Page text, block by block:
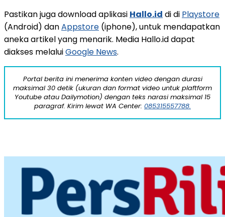
Pastikan juga download aplikasi Hallo.id di di Playstore
(Android) danAppstore (iphone), untuk mendapatkan
aneka artikel yang menarik. Media Hallo.id dapat
diakses melaluiGoogle News.
Portal berita ini menerima konten video dengan durasi
maksimal 30 detik (ukuran dan format video untuk plaftform
Youtube atau Dailymotion) dengan teks narasi maksimal 15
paragraf. Kirim lewat WA Center: 085315557788.